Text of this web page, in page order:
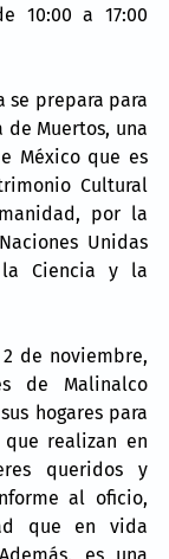
10:00 a 17:00
se prepara para
Muertos, una
México que es
Cultural
por la
Unidas
Ciencia y la
de noviembre,
de Malinalco
hogares para
realizan en
queridos y
al oficio,
que en vida